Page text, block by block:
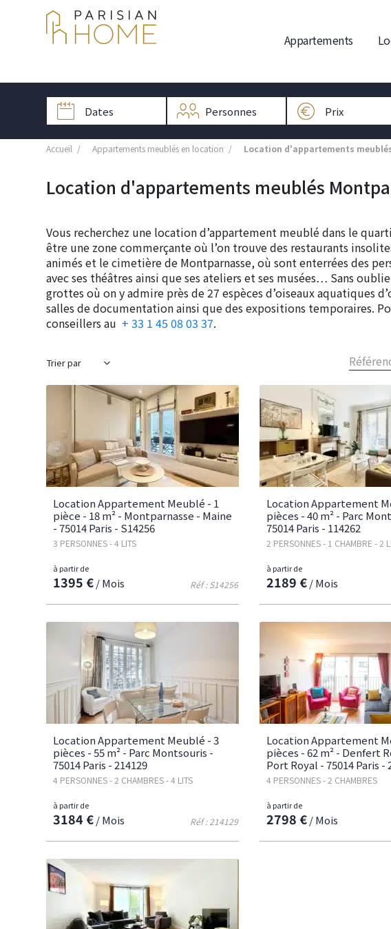
Appartements
Accueil Appartements meublés en location Location d'appartements
Location d'appartements meublés
Vous recherchez une location d’appartement meublé dans le
être une zone commerçante où l’on trouve des restaurants
animés et le cimetière de Montparnasse, où sont enterrées des
avec ses théâtres ainsi que ses ateliers et ses musées… Sans
grottes où on y admire près de 27 espèces d’oiseaux aquatiques
salles de documentation ainsi que des expositions temporaires.
conseillers au + 33 1 45 08 03 37.
Location Appartement Meublé - 1
pièce - 18 m² - Montparnasse - Maine
- 75014 Paris - S14256
3 PERSONNES - 4 LITS
Réf : S14256
à partir de
1395 €/ Mois
Location Appartement
pièces - 40 m² - Parc
75014 Paris - 114262
2 PERSONNES - 1 CHAMBRE - 2
à partir de
2189 €/ Mois
Location Appartement Meublé - 3
pièces - 55 m² - Parc Montsouris -
75014 Paris - 214129
4 PERSONNES - 2 CHAMBRES - 4 LITS
Réf : 214129
à partir de
3184 €/ Mois
Location Appartement
pièces - 62 m² - Denfert
Port Royal - 75014 Paris -
4 PERSONNES - 2 CHAMBRES
à partir de
2798 €/ Mois